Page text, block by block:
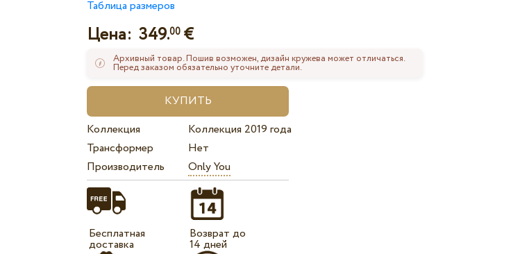
Таблица размеров
Цена:349.00 €
Архивный товар. Пошив возможен, дизайн кружева может отличаться.
Перед заказом обязательно уточните детали.
Коллекция
Коллекция 2019 года
Трансформер
Нет
Производитель
Only You
Бесплатная
доставка
Возврат до
14 дней